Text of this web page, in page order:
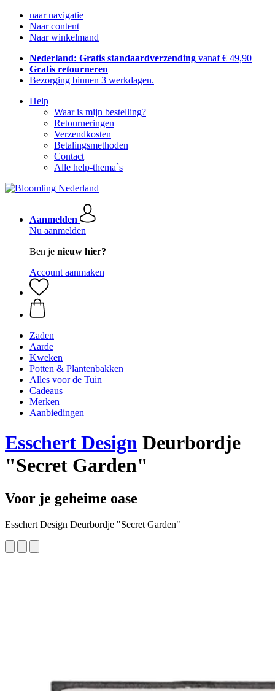
naar navigatie
Naar content
Naar winkelmand
Nederland: Gratis standaardverzending vanaf € 49,90
Gratis retourneren
Bezorging binnen 3 werkdagen.
Help
Waar is mijn bestelling?
Retourneringen
Verzendkosten
Betalingsmethoden
Contact
Alle help-thema`s
Aanmelden
Nu aanmelden
Ben je nieuw hier?
Account aanmaken
Zaden
Aarde
Kweken
Potten & Plantenbakken
Alles voor de Tuin
Cadeaus
Merken
Aanbiedingen
Esschert Design Deurbordje
"Secret Garden"
Voor je geheime oase
Esschert Design Deurbordje "Secret Garden"